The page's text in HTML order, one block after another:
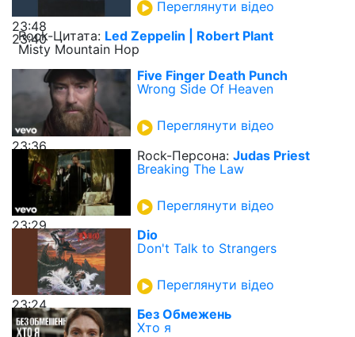
23:48
Переглянути відео
23:40
Rock-Цитата: Led Zeppelin | Robert Plant
Misty Mountain Hop
23:36
Five Finger Death Punch
Wrong Side Of Heaven
Переглянути відео
23:29
Rock-Персона: Judas Priest
Breaking The Law
Переглянути відео
23:24
Dio
Don't Talk to Strangers
Переглянути відео
Без Обмежень
Хто я